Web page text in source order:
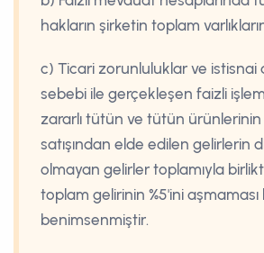
hakların şirketin toplam
c) Ticari zorunluluklar ve istisnai
sebebi ile gerçekleşen faizli
zararlı tütün ve tütün
satışından elde edilen gelirlerin
olmayan gelirler toplamıyla
toplam gelirinin %5'ini
benimsenmiştir.